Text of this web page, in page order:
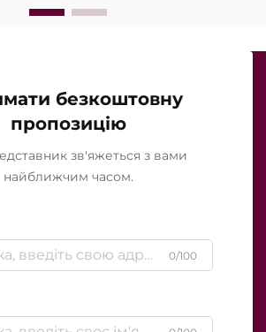
безкоштовну
пропозицію
зв'яжеться з вами
найближчим часом.
0/100